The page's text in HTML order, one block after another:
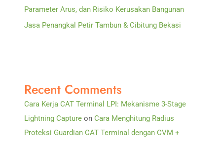
Parameter Arus, dan Risiko Kerusakan Bangunan
Jasa Penangkal Petir Tambun & Cibitung Bekasi
Recent Comments
Cara Kerja CAT Terminal LPI: Mekanisme 3-Stage
Lightning Capture on Cara Menghitung Radius
Proteksi Guardian CAT Terminal dengan CVM +